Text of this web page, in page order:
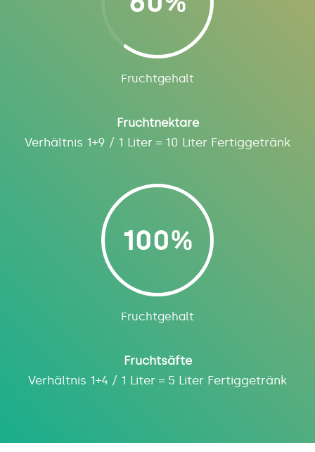
Fruchtgehalt
Fruchtnektare
Verhältnis 1+9 / 1 Liter = 10 Liter Fertiggetränk
100%
Fruchtgehalt
Fruchtsäfte
Verhältnis 1+4 / 1 Liter = 5 Liter Fertiggetränk